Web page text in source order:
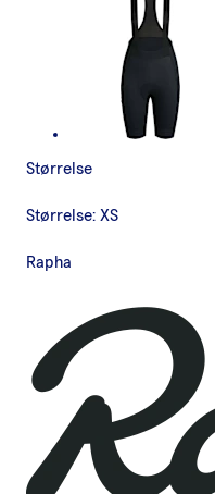
Størrelse
Størrelse: XS
Rapha